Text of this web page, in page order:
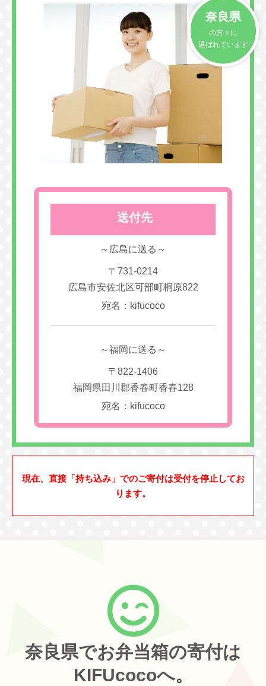
奈良県
の方々に
選ばれています
送付先
～広島に送る～
〒731-0214
広島市安佐北区可部町桐原822
宛名：kifucoco
～福岡に送る～
〒822-1406
福岡県田川郡香春町香春128
宛名：kifucoco
現在、直接「持ち込み」でのご寄付は受付を停止してお
ります。
奈良県でお弁当箱の寄付は
KIFUcocoへ。